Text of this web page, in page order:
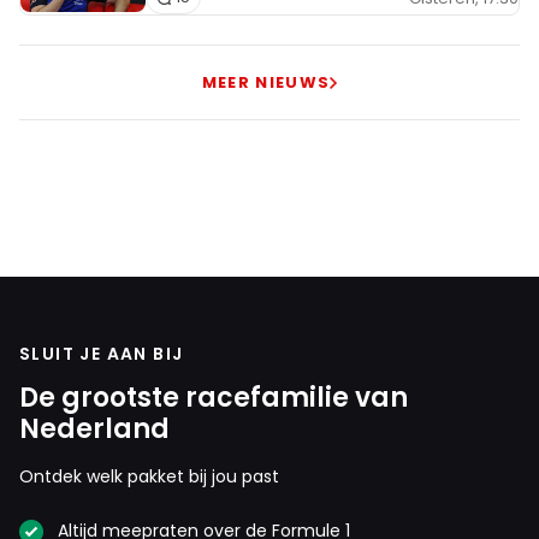
na enkele races terugkomen...
7 december 2025 11:46
waarvan je Tsunoda nog een betere keus kan noemen
..... dan wie dan ook. Tsunoda heeft t.o.v. Max wel
historisch slecht gepresteerd met 8,3% van het
MEER NIEUWS
SLUIT JE AAN BIJ
De grootste racefamilie van
Nederland
Ontdek welk pakket bij jou past
Altijd meepraten over de Formule 1